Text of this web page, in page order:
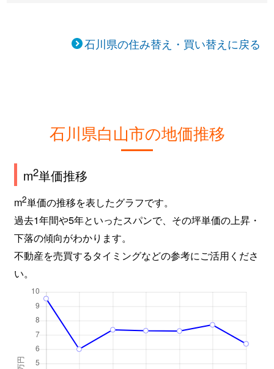
石川県の住み替え・買い替えに戻る
石川県白山市の地価推移
m2単価推移
m2単価の推移を表したグラフです。
過去1年間や5年といったスパンで、その坪単価の上昇・
下落の傾向がわかります。
不動産を売買するタイミングなどの参考にご活用くださ
い。